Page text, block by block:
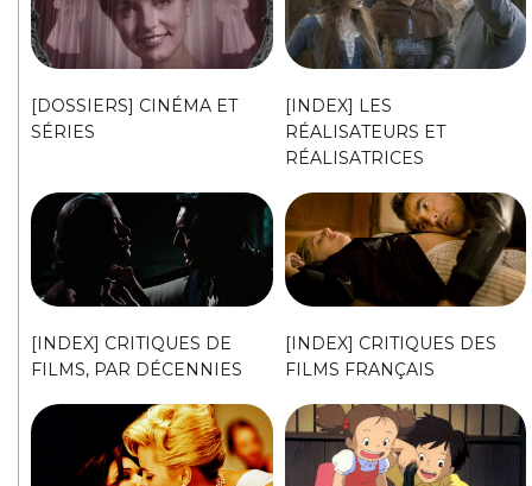
[DOSSIERS] CINÉMA ET
SÉRIES
[INDEX] LES
RÉALISATEURS ET
RÉALISATRICES
[INDEX] CRITIQUES DE
FILMS, PAR DÉCENNIES
[INDEX] CRITIQUES DES
FILMS FRANÇAIS